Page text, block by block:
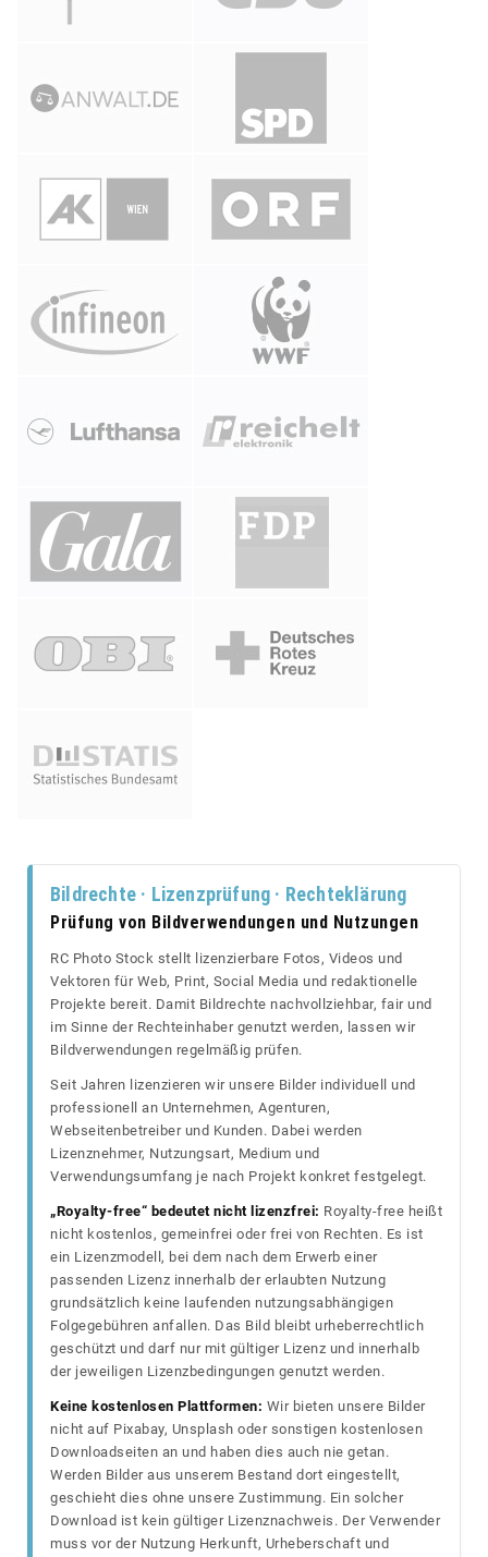
Bildrechte · Lizenzprüfung · Rechteklärung
Prüfung von Bildverwendungen und Nutzungen
RC Photo Stock stellt lizenzierbare Fotos, Videos und
Vektoren für Web, Print, Social Media und redaktionelle
Projekte bereit. Damit Bildrechte nachvollziehbar, fair und
im Sinne der Rechteinhaber genutzt werden, lassen wir
Bildverwendungen regelmäßig prüfen.
Seit Jahren lizenzieren wir unsere Bilder individuell und
professionell an Unternehmen, Agenturen,
Webseitenbetreiber und Kunden. Dabei werden
Lizenznehmer, Nutzungsart, Medium und
Verwendungsumfang je nach Projekt konkret festgelegt.
„Royalty-free“ bedeutet nicht lizenzfrei: Royalty-free heißt
nicht kostenlos, gemeinfrei oder frei von Rechten. Es ist
ein Lizenzmodell, bei dem nach dem Erwerb einer
passenden Lizenz innerhalb der erlaubten Nutzung
grundsätzlich keine laufenden nutzungsabhängigen
Folgegebühren anfallen. Das Bild bleibt urheberrechtlich
geschützt und darf nur mit gültiger Lizenz und innerhalb
der jeweiligen Lizenzbedingungen genutzt werden.
Keine kostenlosen Plattformen: Wir bieten unsere Bilder
nicht auf Pixabay, Unsplash oder sonstigen kostenlosen
Downloadseiten an und haben dies auch nie getan.
Werden Bilder aus unserem Bestand dort eingestellt,
geschieht dies ohne unsere Zustimmung. Ein solcher
Download ist kein gültiger Lizenznachweis. Der Verwender
muss vor der Nutzung Herkunft, Urheberschaft und